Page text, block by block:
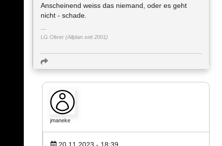
Anscheinend weiss das niemand, oder es geht
nicht - schade.
LG Oliver (Allplan seit 2001)
jmaneke